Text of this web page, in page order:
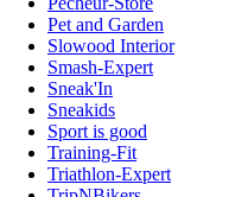
Pet and Garden
Slowood Interior
Smash-Expert
Sneak'In
Sneakids
Sport is good
Training-Fit
Triathlon-Expert